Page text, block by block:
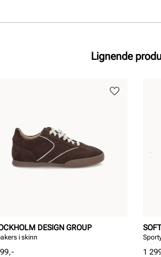
Lignende
DESIGN GROUP
i skinn
Pris
1